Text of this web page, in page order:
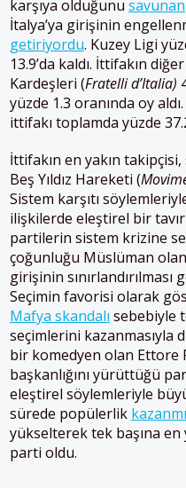
karşıya olduğunu savunan
İtalya’ya girişinin
getiriyordu. Kuzey Ligi
13.9’da kaldı. İttifakın
Kardeşleri (Fratelli d’Italia)
yüzde 1.3 oranında oy
ittifakı toplamda yüzde
İttifakın en yakın
Beş Yıldız Hareketi (
Sistem karşıtı
ilişkilerde eleştirel bir
partilerin sistem krizine
çoğunluğu Müslüman
girişinin
Seçimin favorisi olarak
Mafya skandalı sebebiyle
seçimlerini kazanmasıyla
bir komedyen olan Ettore
başkanlığını yürüttüğü
eleştirel söylemleriyle
sürede popülerlik
yükselterek tek başına
parti oldu.